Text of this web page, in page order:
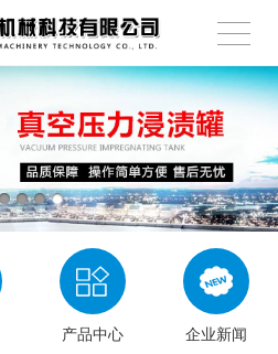
产品中心 企业新闻